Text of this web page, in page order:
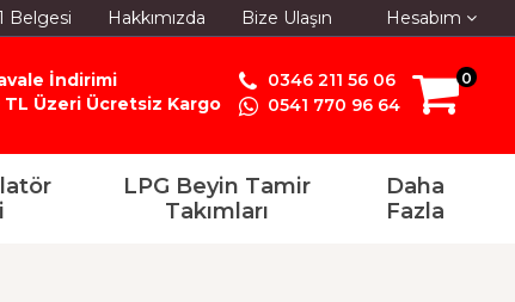
Belgesi Hakkımızda Bize Ulaşın Hesabım
İndirimi
TL Üzeri Ücretsiz Kargo
0346 211 56 06
0541 770 96 64
0
LPG Beyin Tamir
Takımları
Daha
Fazla